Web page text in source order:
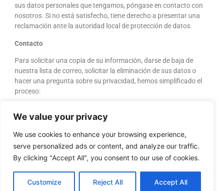
We value your privacy
We use cookies to enhance your browsing experience,
serve personalized ads or content, and analyze our traffic.
By clicking "Accept All", you consent to our use of cookies.
Customize Reject All Accept All
sus datos personales que tengamos, póngase en contacto con
nosotros. Si no está satisfecho, tiene derecho a presentar una
reclamación ante la autoridad local de protección de datos.
Contacto
Para solicitar una copia de su información, darse de baja de
nuestra lista de correo, solicitar la eliminación de sus datos o
hacer una pregunta sobre su privacidad, hemos simplificado el
proceso:
REINO UNIDO
Envíenos un correo electrónico a la siguiente dirección:
dataprivacy@presolutions.co.uk
Escríbanos a: